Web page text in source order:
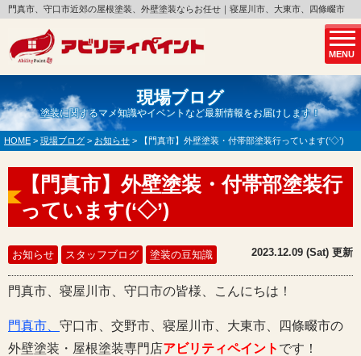
MENU
門真市、守口市近郊の屋根塗装、外壁塗装ならお任せ｜寝屋川市、大東市、四條畷市
現場ブログ
塗装に関するマメ知識やイベントなど最新情報をお届けします！
HOME > 現場ブログ > お知らせ > 【門真市】外壁塗装・付帯部塗装行っています(‘◇’)ゞ
【門真市】外壁塗装・付帯部塗装行
っています(‘◇’)ゞ
お知らせ スタッフブログ 塗装の豆知識 2023.12.09 (Sat) 更新
門真市、寝屋川市、守口市の皆様、こんにちは！
門真市、 守口市、交野市、寝屋川市、大東市、四條畷市の
外壁塗装・屋根塗装専門店アビリティペイント です！